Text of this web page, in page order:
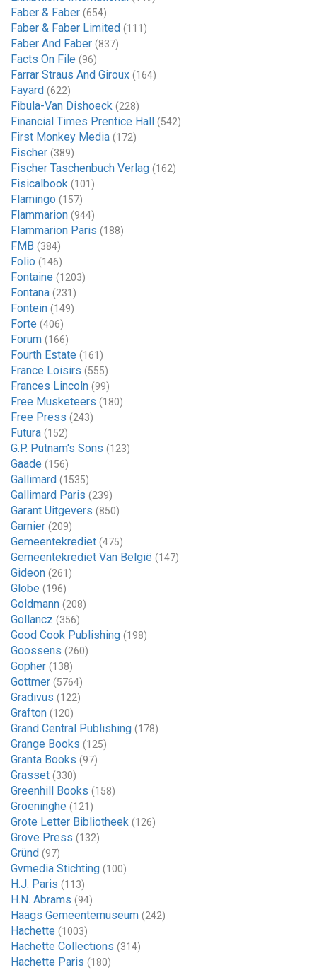
Faber & Faber (654)
Faber & Faber Limited (111)
Faber And Faber (837)
Facts On File (96)
Farrar Straus And Giroux (164)
Fayard (622)
Fibula-Van Dishoeck (228)
Financial Times Prentice Hall (542)
First Monkey Media (172)
Fischer (389)
Fischer Taschenbuch Verlag (162)
Fisicalbook (101)
Flamingo (157)
Flammarion (944)
Flammarion Paris (188)
FMB (384)
Folio (146)
Fontaine (1203)
Fontana (231)
Fontein (149)
Forte (406)
Forum (166)
Fourth Estate (161)
France Loisirs (555)
Frances Lincoln (99)
Free Musketeers (180)
Free Press (243)
Futura (152)
G.P. Putnam's Sons (123)
Gaade (156)
Gallimard (1535)
Gallimard Paris (239)
Garant Uitgevers (850)
Garnier (209)
Gemeentekrediet (475)
Gemeentekrediet Van België (147)
Gideon (261)
Globe (196)
Goldmann (208)
Gollancz (356)
Good Cook Publishing (198)
Goossens (260)
Gopher (138)
Gottmer (5764)
Gradivus (122)
Grafton (120)
Grand Central Publishing (178)
Grange Books (125)
Granta Books (97)
Grasset (330)
Greenhill Books (158)
Groeninghe (121)
Grote Letter Bibliotheek (126)
Grove Press (132)
Gründ (97)
Gvmedia Stichting (100)
H.J. Paris (113)
H.N. Abrams (94)
Haags Gemeentemuseum (242)
Hachette (1003)
Hachette Collections (314)
Hachette Paris (180)